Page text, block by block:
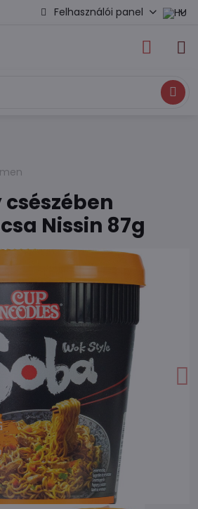
Felhasználói panel
Keresés
Nissin 87g